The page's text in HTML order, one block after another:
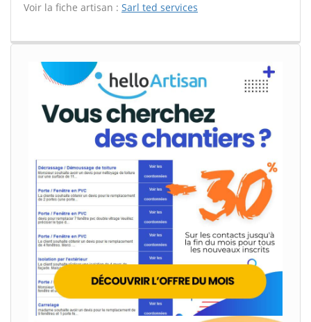
Voir la fiche artisan : Sarl ted services